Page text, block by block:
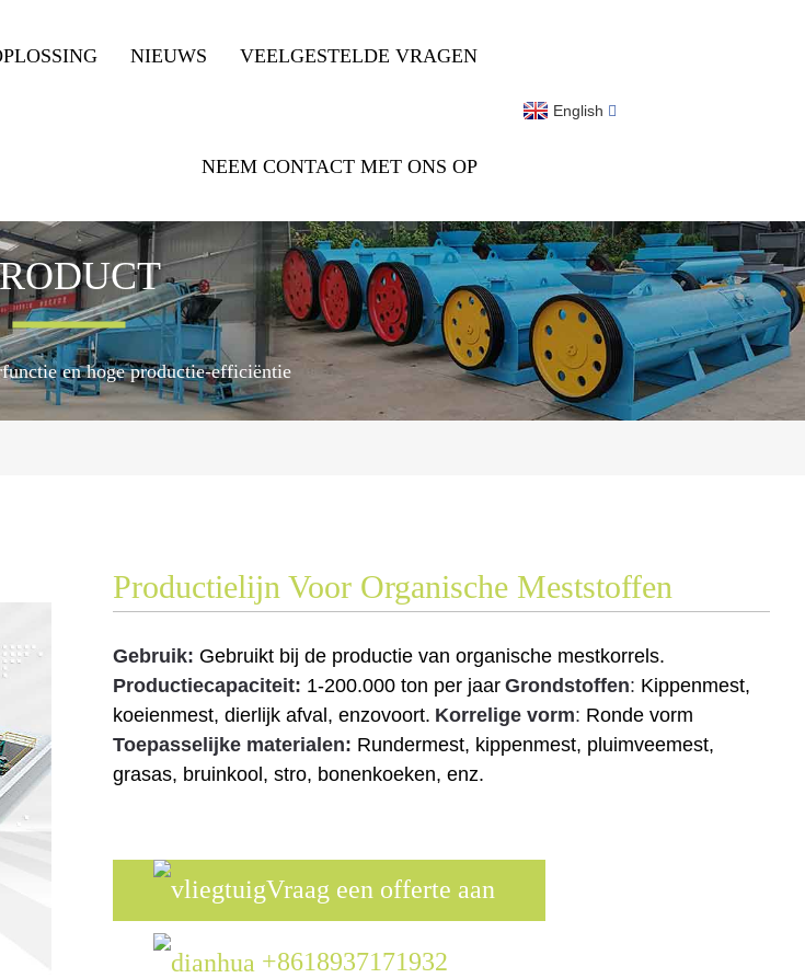
NIEUWS VEELGESTELDE VRAGEN
NEEM CONTACT MET ONS OP
English
en hoge productie-efficiëntie
Productielijn Voor Organische Meststoffen
Gebruik: Gebruikt bij de productie van organische mestkorrels.
Productiecapaciteit: 1-200.000 ton per jaar Grondstoffen: Kippenmest,
koeienmest, dierlijk afval, enzovoort. Korrelige vorm: Ronde vorm
Toepasselijke materialen: Rundermest, kippenmest, pluimveemest,
grasas, bruinkool, stro, bonenkoeken, enz.
Vraag een offerte aan
+8618937171932